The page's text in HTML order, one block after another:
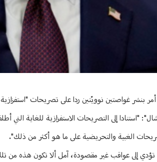
غواصتين نوويتين
أمر بنشر غواصتين نوويّتين ردا على تصريحات
"استنادا إلى التصريحات الاستفزازية للغاية التي
الغبية والتحريضية على ما هو أكثر من ذلك".
تؤدي إلى عواقب غير مقصودة، آمل ألا تكون هذه من